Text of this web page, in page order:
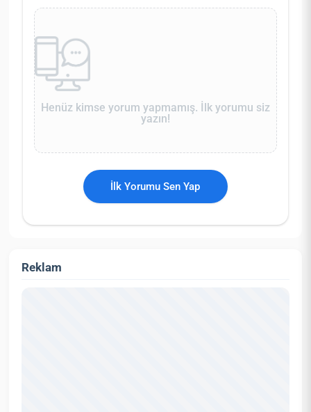
Henüz kimse yorum yapmamış. İlk yorumu siz
yazın!
İlk Yorumu Sen Yap
Reklam